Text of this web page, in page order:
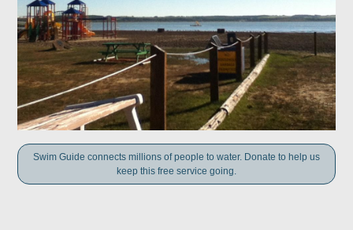
Swim Guide connects millions of people to water. Donate to help us
keep this free service going.